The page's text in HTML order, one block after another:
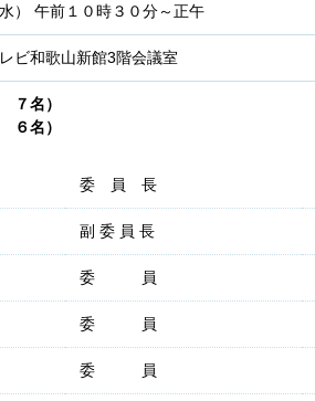
） 午前１０時３０分～正午
ビ和歌山新館3階会議室
名）
６名）
委 員 長
副 委 員 長
委 員
委 員
委 員